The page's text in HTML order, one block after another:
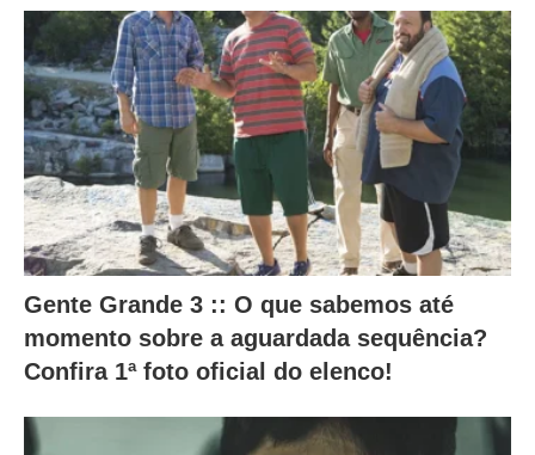
m
o
c
o
n
t
d
a
Gente Grande 3 :: O que sabemos até
momento sobre a aguardada sequência?
Confira 1ª foto oficial do elenco!